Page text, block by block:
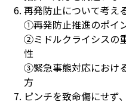
再発防止について考え
①再発防止推進のポイ
②ミドルクライシスの
性
③緊急事態対応におけ
方
ピンチを致命傷にせず